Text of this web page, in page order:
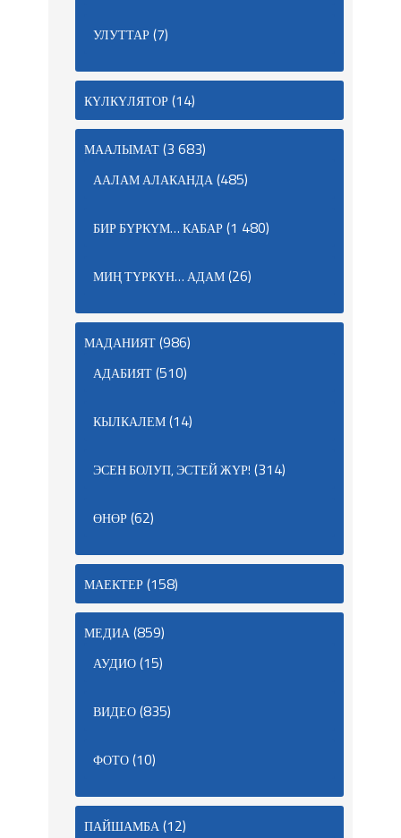
УЛУТТАР(7)
КҮЛКҮЛЯТОР(14)
МААЛЫМАТ(3 683)
ААЛАМ АЛАКАНДА(485)
БИР БҮРКҮМ… КАБАР(1 480)
МИҢ ТҮРКҮН… АДАМ(26)
МАДАНИЯТ(986)
АДАБИЯТ(510)
КЫЛКАЛЕМ(14)
ЭСЕН БОЛУП, ЭСТЕЙ ЖҮР! (314)
ӨНӨР(62)
МАЕКТЕР(158)
МЕДИА(859)
АУДИО(15)
ВИДЕО(835)
ФОТО(10)
ПАЙШАМБА(12)